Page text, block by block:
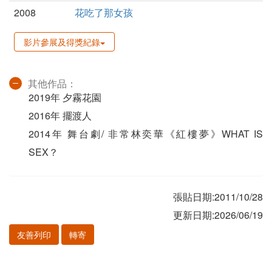
2008 花吃了那女孩
影片參展及得獎紀錄
其他作品：
2019年 夕霧花園
2016年 擺渡人
2014年 舞台劇/ 非常林奕華《紅樓夢》WHAT IS
SEX？
張貼日期:2011/10/28
更新日期:2026/06/19
友善列印 轉寄